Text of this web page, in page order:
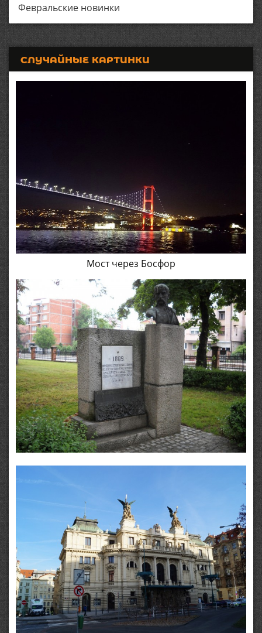
Февральские новинки
СЛУЧАЙНЫЕ КАРТИНКИ
Мост через Босфор